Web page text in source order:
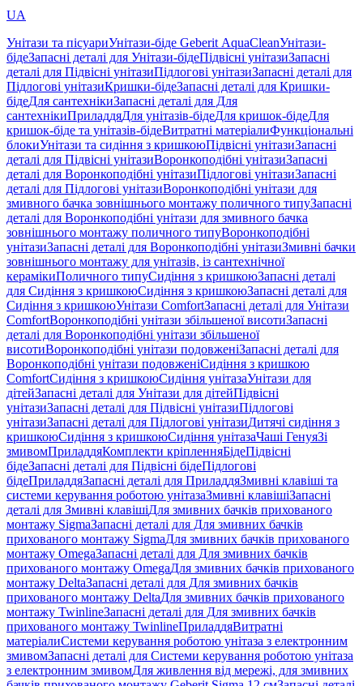
UA
Унітази та пісуариУнітази-біде Geberit AquaCleanУнітази-
бідеЗапасні деталі для Унітази-бідеПідвісні унітазиЗапасні
деталі для Підвісні унітазиПідлогові унітазиЗапасні деталі для
Підлогові унітазиКришки-бідеЗапасні деталі для Кришки-
бідеДля сантехнікиЗапасні деталі для Для
сантехнікиПриладдяДля унітазів-бідеДля кришок-бідеДля
кришок-біде та унітазів-бідеВитратні матеріалиФункціональні
блокиУнітази та сидіння з кришкоюПідвісні унітазиЗапасні
деталі для Підвісні унітазиВоронкоподібні унітазиЗапасні
деталі для Воронкоподібні унітазиПідлогові унітазиЗапасні
деталі для Підлогові унітазиВоронкоподібні унітази для
змивного бачка зовнішнього монтажу поличного типуЗапасні
деталі для Воронкоподібні унітази для змивного бачка
зовнішнього монтажу поличного типуВоронкоподібні
унітазиЗапасні деталі для Воронкоподібні унітазиЗмивні бачки
зовнішнього монтажу для унітазів, із сантехнічної
керамікиПоличного типуСидіння з кришкоюЗапасні деталі
для Сидіння з кришкоюСидіння з кришкоюЗапасні деталі для
Сидіння з кришкоюУнітази ComfortЗапасні деталі для Унітази
ComfortВоронкоподібні унітази збільшеної висотиЗапасні
деталі для Воронкоподібні унітази збільшеної
висотиВоронкоподібні унітази подовженіЗапасні деталі для
Воронкоподібні унітази подовженіСидіння з кришкою
ComfortСидіння з кришкоюСидіння унітазаУнітази для
дітейЗапасні деталі для Унітази для дітейПідвісні
унітазиЗапасні деталі для Підвісні унітазиПідлогові
унітазиЗапасні деталі для Підлогові унітазиДитячі сидіння з
кришкоюСидіння з кришкоюСидіння унітазаЧаші ГенуяЗі
змивомПриладдяКомплекти кріпленняБідеПідвісні
бідеЗапасні деталі для Підвісні бідеПідлогові
бідеПриладдяЗапасні деталі для ПриладдяЗмивні клавіші та
системи керування роботою унітазаЗмивні клавішіЗапасні
деталі для Змивні клавішіДля змивних бачків прихованого
монтажу SigmaЗапасні деталі для Для змивних бачків
прихованого монтажу SigmaДля змивних бачків прихованого
монтажу OmegaЗапасні деталі для Для змивних бачків
прихованого монтажу OmegaДля змивних бачків прихованого
монтажу DeltaЗапасні деталі для Для змивних бачків
прихованого монтажу DeltaДля змивних бачків прихованого
монтажу TwinlineЗапасні деталі для Для змивних бачків
прихованого монтажу TwinlineПриладдяВитратні
матеріалиСистеми керування роботою унітаза з електронним
змивомЗапасні деталі для Системи керування роботою унітаза
з електронним змивомДля живлення від мережі, для змивних